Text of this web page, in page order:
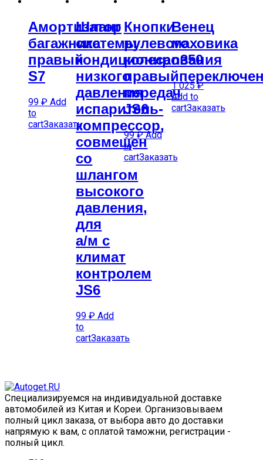
Амортизатор
багажника
правый
S7
99 ₽ Add
to
cartЗаказать
Шланг
системы
кондиционирования
низкого
давления
испаритель-
компрессор,
совмещен
со
шлангом
высокого
давления,
для
а/м с
климат
контролем
JS6
99₽ Add
to
cartЗаказать
Кнопки
рулевого
колеса
передач
JS6
99₽ Add
to
cartЗаказать
Венец
маховика
n350
1 025₽
Add to
cartЗаказать
Специализируемся на индивидуальной доставке
автомобилей из Китая и Кореи. Организовываем
полный цикл заказа, от выбора авто до доставки
напрямую к вам, с оплатой таможни, регистрации -
полный цикл.